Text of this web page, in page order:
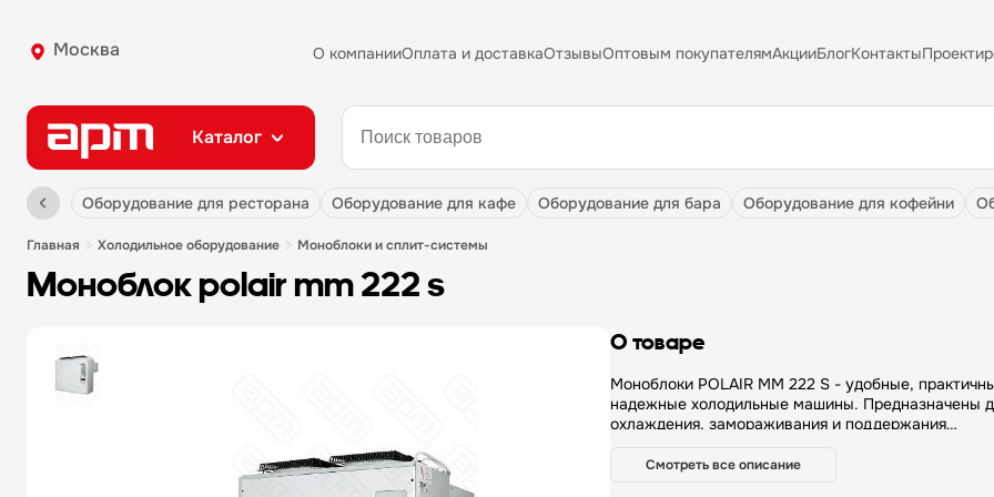
Москва О компанииОплата и доставкаОтзывыОптовым покупателямАкцииБлогКонтакты
Каталог
оборудование для ресторана оборудование для кафе оборудование для бара оборудование для кофейни
главная холодильное оборудование моноблоки и сплит-системы
моноблок polair mm 222 s
О товаре
Моноблоки POLAIR MM 222 S - удобные, практичные и
надежные холодильные машины. Предназначены
охлаждения, замораживания и поддержания
холодильных камер малого и среднего объема.
Смотреть все описание